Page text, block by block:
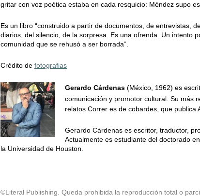
gritar con voz poética estaba en cada resquicio: Méndez supo
Es un libro “construido a partir de documentos, de entrevistas,
diarios, del silencio, de la sorpresa. Es una ofrenda. Un intento
comunidad que se rehusó a ser borrada”.
Crédito de fotografias
Gerardo Cárdenas (México, 1962) es
comunicación y promotor cultural. Su más
relatos Correr es de cobardes, que publica
Gerardo Cárdenas es escritor, traductor,
Actualmente es estudiante del doctorado
la Universidad de Houston.
©Literal Publishing. Queda prohibida la reproducción total o